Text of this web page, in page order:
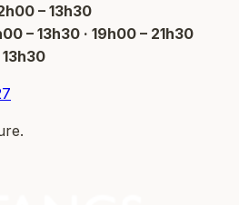
– 13h30
– 13h30 · 19h00 – 21h30